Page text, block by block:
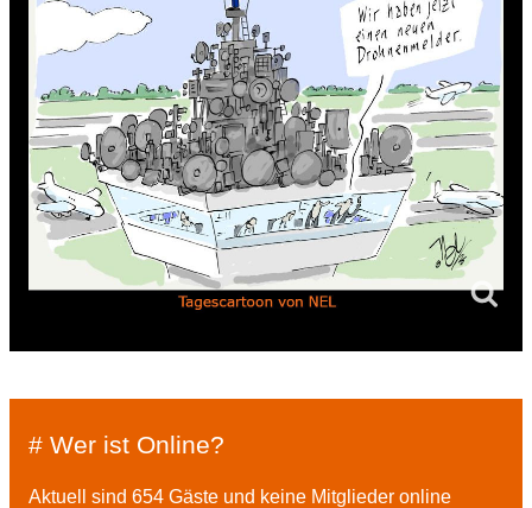
# Wer ist Online?
Aktuell sind 654 Gäste und keine Mitglieder online